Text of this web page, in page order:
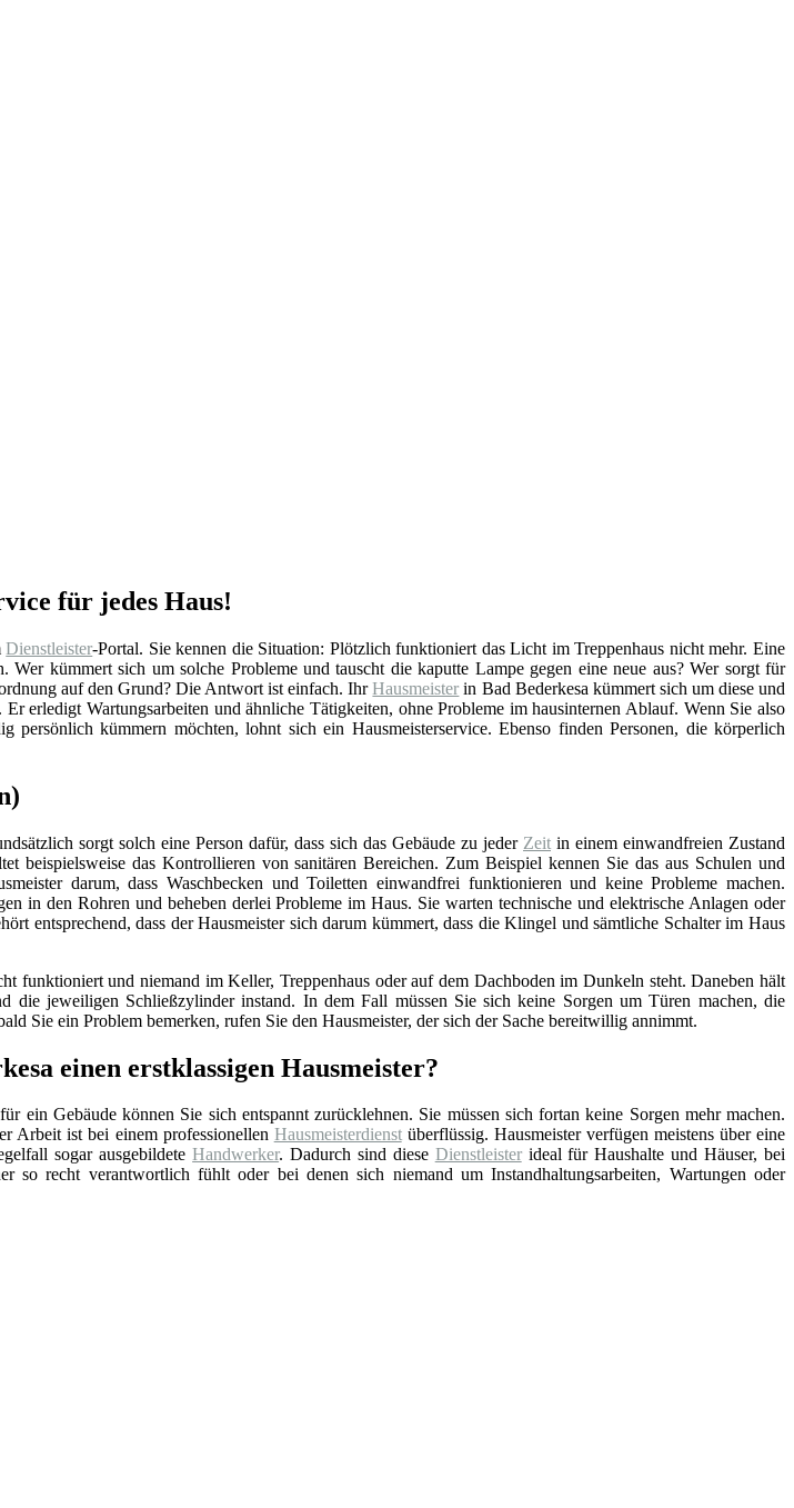
für jedes Haus!
Dienstleister-Portal. Sie kennen die Situation: Plötzlich funktioniert das Licht im Treppenhaus nicht mehr. Eine
kümmert sich um solche Probleme und tauscht die kaputte Lampe gegen eine neue aus? Wer sorgt für
auf den Grund? Die Antwort ist einfach. IhrHausmeister in Bad Bederkesa kümmert sich um diese und
erledigt Wartungsarbeiten und ähnliche Tätigkeiten, ohne Probleme im hausinternen Ablauf. Wenn Sie also
kümmern möchten, lohnt sich ein Hausmeisterservice. Ebenso finden Personen, die körperlich
sorgt solch eine Person dafür, dass sich das Gebäude zu jeder Zeit in einem einwandfreien Zustand
beispielsweise das Kontrollieren von sanitären Bereichen. Zum Beispiel kennen Sie das aus Schulen und
darum, dass Waschbecken und Toiletten einwandfrei funktionieren und keine Probleme machen.
in den Rohren und beheben derlei Probleme im Haus. Sie warten technische und elektrische Anlagen oder
entsprechend, dass der Hausmeister sich darum kümmert, dass die Klingel und sämtliche Schalter im Haus
funktioniert und niemand im Keller, Treppenhaus oder auf dem Dachboden im Dunkeln steht. Daneben hält
die jeweiligen Schließzylinder instand. In dem Fall müssen Sie sich keine Sorgen um Türen machen, die
Sie ein Problem bemerken, rufen Sie den Hausmeister, der sich der Sache bereitwillig annimmt.
einen erstklassigen Hausmeister?
für ein Gebäude können Sie sich entspannt zurücklehnen. Sie müssen sich fortan keine Sorgen mehr machen.
Arbeit ist bei einem professionellen Hausmeisterdienstüberflüssig. Hausmeister verfügen meistens über eine
sogar ausgebildeteHandwerker. Dadurch sind diese Dienstleisterideal für Haushalte und Häuser, bei
so recht verantwortlich fühlt oder bei denen sich niemand um Instandhaltungsarbeiten, Wartungen oder